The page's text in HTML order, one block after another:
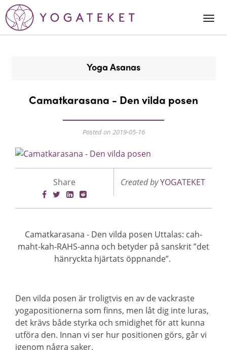
Yoga Asanas
Camatkarasana - Den vilda posen
Posted on 2019-05-16
Share Created byYOGATEKET
Camatkarasana - Den vilda posen Uttalas: cah-
maht-kah-RAHS-anna och betyder på sanskrit ”det
hänryckta hjärtats öppnande”.
Den vilda posen är troligtvis en av de vackraste
yogapositionerna som finns, men låt dig inte luras,
det krävs både styrka och smidighet för att kunna
utföra den. Innan vi ser hur positionen görs, går vi
igenom några saker.